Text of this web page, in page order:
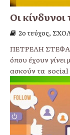
Οι κίνδυνοι
2ο τεύχος,
ΠΕΤΡΕΛΗ
όπου έχουν γίνει
ασκούν τα social